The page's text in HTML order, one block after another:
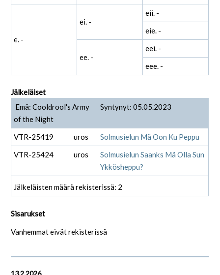
e. -
ei. -
eii. -
eie. -
ee. -
eei. -
eee. -
Jälkeläiset
Emä: Cooldrool's Army
of the Night
Syntynyt: 05.05.2023
VTR-25419 uros
Solmusielun Mä Oon Ku Peppu
VTR-25424
uros
Solmusielun Saanks Mä Olla Sun
Ykkösheppu?
Jälkeläisten määrä rekisterissä: 2
Sisarukset
Vanhemmat eivät rekisterissä